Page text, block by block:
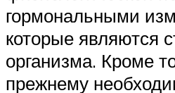
гормональными
которые являются
организма. Кроме
прежнему